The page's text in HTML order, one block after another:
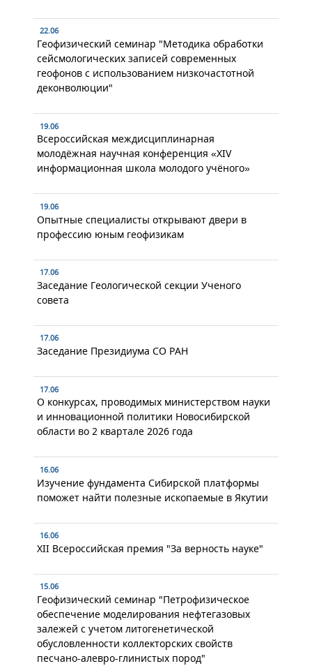
22.06
Геофизический семинар "Методика обработки
сейсмологических записей современных
геофонов с использованием низкочастотной
деконволюции"
19.06
Всероссийская междисциплинарная
молодёжная научная конференция «XIV
информационная школа молодого учёного»
19.06
Опытные специалисты открывают двери в
профессию юным геофизикам
17.06
Заседание Геологической секции Ученого
совета
17.06
Заседание Президиума СО РАН
17.06
О конкурсах, проводимых министерством науки
и инновационной политики Новосибирской
области во 2 квартале 2026 года
16.06
Изучение фундамента Сибирской платформы
поможет найти полезные ископаемые в Якутии
16.06
XII Всероссийская премия "За верность науке"
15.06
Геофизический семинар "Петрофизическое
обеспечение моделирования нефтегазовых
залежей с учетом литогенетической
обусловленности коллекторских свойств
песчано-алевро-глинистых пород"